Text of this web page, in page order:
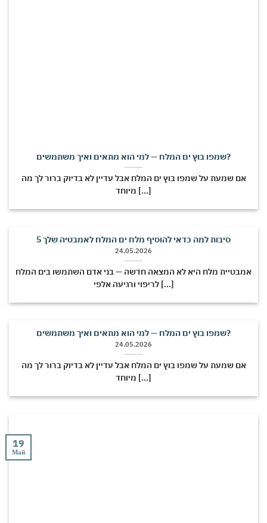
שמפו בוץ ים המלח — למי הוא מתאים ואיך משתמשים?
אם שמעת על שמפו בוץ ים המלח אבל עדיין לא בדיוק ברור לך מה
מיוחד [...]
5 סיבות למה כדאי להוסיף מלח ים המלח לאמבטיה שלך
24.05.2026
אמבטיית מלח היא לא המצאה חדשה — בני אדם השתמשו בים המלח
לריפוי ורגיעה אלפי [...]
שמפו בוץ ים המלח — למי הוא מתאים ואיך משתמשים?
24.05.2026
אם שמעת על שמפו בוץ ים המלח אבל עדיין לא בדיוק ברור לך מה
מיוחד [...]
19
Май